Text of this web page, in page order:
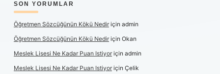
SON YORUMLAR
Öğretmen Sözcüğünün Kökü Nediriçin admin
Öğretmen Sözcüğünün Kökü Nediriçin Okan
Meslek Lisesi Ne Kadar Puan Istiyoriçin admin
Meslek Lisesi Ne Kadar Puan Istiyoriçin Çelik